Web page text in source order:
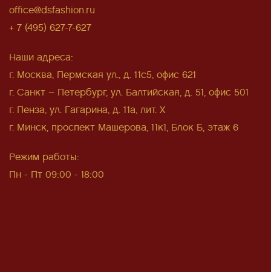
office@dsfashion.ru
+ 7 (495) 627-7-627
Наши адреса:
г. Москва, Пермская ул., д. 11с5, офис 621
г. Санкт – Петербург, ул. Балтийская, д. 51, офис 501
г. Пенза, ул. Гагарина, д. 11а, лит. Х
г. Минск, проспект Машерова, 11к1, Блок Б, этаж 6
Режим работы:
Пн - Пт 09:00 - 18:00